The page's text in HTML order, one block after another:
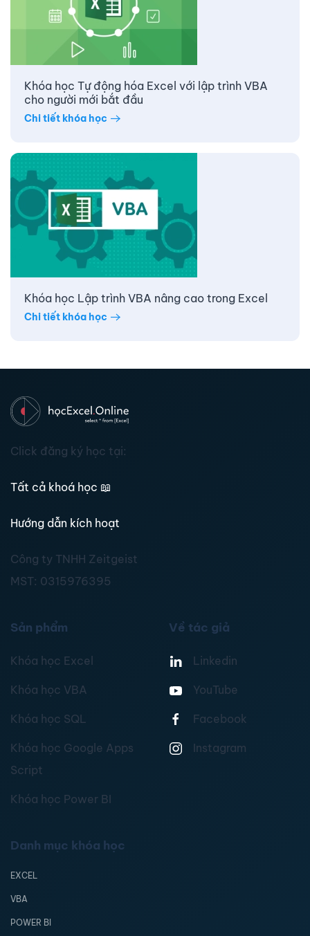
Khóa học Tự động hóa Excel với lập trình VBA
cho người mới bắt đầu
Chi tiết khóa học
Khóa học Lập trình VBA nâng cao trong Excel
Chi tiết khóa học
Click đăng ký học tại:
Tất cả khoá học 📖
Hướng dẫn kích hoạt
Công ty TNHH Zeitgeist
MST: 0315976395
Sản phẩm
Khóa học Excel
Khóa học VBA
Khóa học SQL
Khóa học Google Apps
Script
Khóa học Power BI
Về tác giả
Linkedin
YouTube
Facebook
Instagram
Danh mục khóa học
EXCEL
VBA
POWER BI